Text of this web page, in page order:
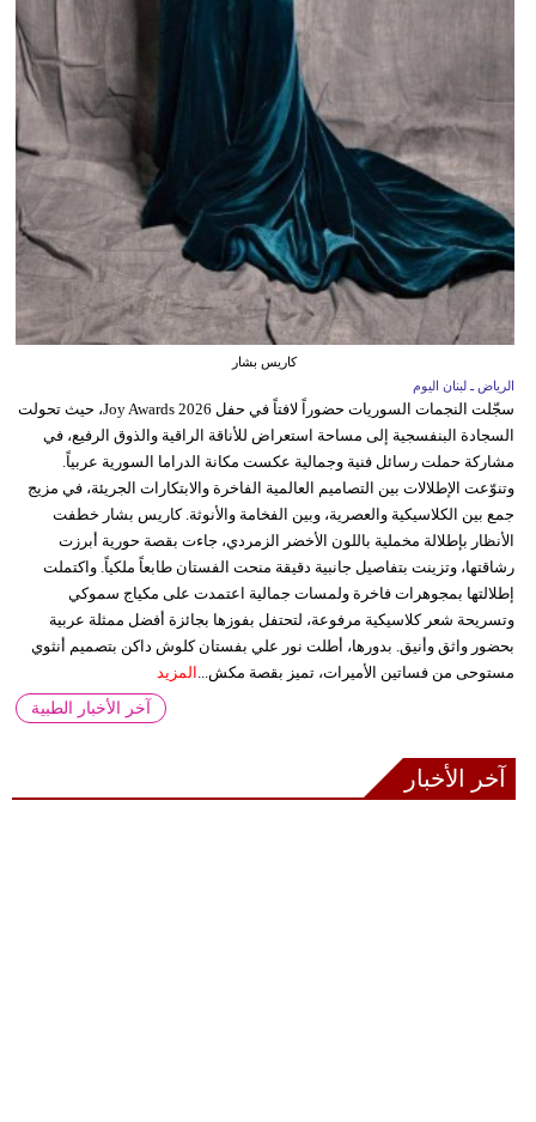
كاريس بشار
الرياض ـ لبنان اليوم
سجّلت النجمات السوريات حضوراً لافتاً في حفل Joy Awards 2026، حيث تحولت
السجادة البنفسجية إلى مساحة استعراض للأناقة الراقية والذوق الرفيع، في
مشاركة حملت رسائل فنية وجمالية عكست مكانة الدراما السورية عربياً.
وتنوّعت الإطلالات بين التصاميم العالمية الفاخرة والابتكارات الجريئة، في مزيج
جمع بين الكلاسيكية والعصرية، وبين الفخامة والأنوثة. كاريس بشار خطفت
الأنظار بإطلالة مخملية باللون الأخضر الزمردي، جاءت بقصة حورية أبرزت
رشاقتها، وتزينت بتفاصيل جانبية دقيقة منحت الفستان طابعاً ملكياً. واكتملت
إطلالتها بمجوهرات فاخرة ولمسات جمالية اعتمدت على مكياج سموكي
وتسريحة شعر كلاسيكية مرفوعة، لتحتفل بفوزها بجائزة أفضل ممثلة عربية
بحضور واثق وأنيق. بدورها، أطلت نور علي بفستان كلوش داكن بتصميم أنثوي
مستوحى من فساتين الأميرات، تميز بقصة مكش...
المزيد
آخر الأخبار الطبية
آخر الأخبار